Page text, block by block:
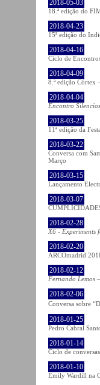
2018-05-03
18.ª edição do
2018-04-23
15ª edição do
2018-04-16
Ciclo de
2018-04-09
8.ª edição Córtex
2018-04-04
Encontro
2018-03-25
11ª edição da
2018-03-22
Conversa com
Março
2018-03-15
Lançamento
2018-03-07
2018-02-28
X6 - Experiments
2018-02-20
ARCOmadrid
2018-02-12
Fernando Lemos
2018-02-06
Conversa sobre
2018-01-25
Pedro Cabral
2018-01-14
Ciclo de conversas
2018-01-10
Emily Wardill na